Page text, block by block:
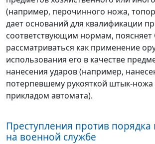
(например, перочинного ножа,
дает оснований для квалификации
соответствующим нормам, поясняет
рассматриваться как применение
использования его в качестве
нанесения ударов (например,
потерпевшему рукояткой штык-ножа
прикладом автомата).
Преступления против
на военной службе